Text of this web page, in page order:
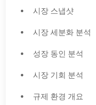
시장 스냅샷
시장 세분화 분석
성장 동인 분석
시장 기회 분석
규제 환경 개요